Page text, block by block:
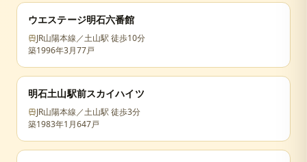
ウエステージ明石六番館
JR山陽本線／土山駅 徒歩10分
築1996年3月77戸
明石土山駅前スカイハイツ
JR山陽本線／土山駅 徒歩3分
築1983年1月647戸